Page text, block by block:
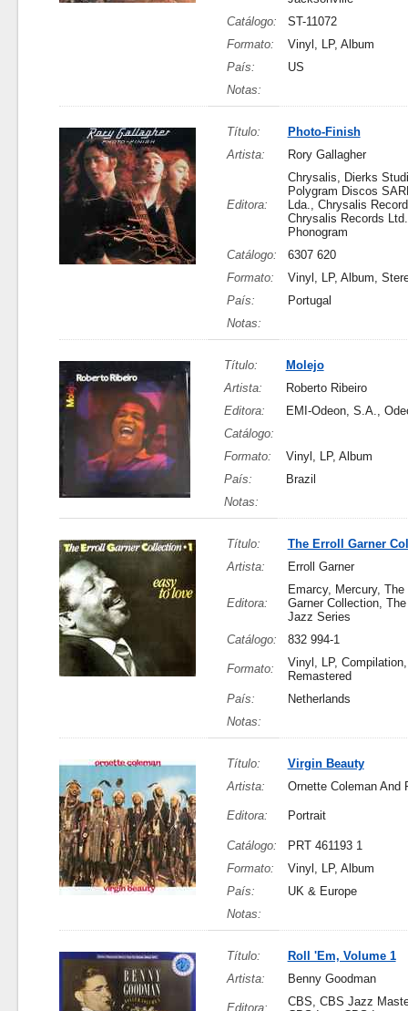
Catálogo:
ST-11072
Formato:
Vinyl, LP, Album
País:
US
Notas:
Título:
Photo-Finish
Artista:
Rory Gallagher
Editora:
Chrysalis, Dierks
Polygram Discos
Lda., Chrysalis
Chrysalis Records
Phonogram
Catálogo:
6307 620
Formato:
Vinyl, LP, Album,
País:
Portugal
Notas:
Título:
Molejo
Artista:
Roberto Ribeiro
Editora:
EMI-Odeon, S.A.,
Catálogo:
Formato:
Vinyl, LP, Album
País:
Brazil
Notas:
Título:
The Erroll Garner
Artista:
Erroll Garner
Editora:
Emarcy, Mercury, The
Garner Collection,
Jazz Series
Catálogo:
832 994-1
Formato:
Vinyl, LP, Compilation,
Remastered
País:
Netherlands
Notas:
Título:
Virgin Beauty
Artista:
Ornette Coleman And
Editora: Portrait
Catálogo:
PRT 461193 1
Formato:
Vinyl, LP, Album
País:
UK & Europe
Notas:
Título:
Roll 'Em, Volume 1
Artista:
Benny Goodman
Editora:
CBS, CBS Jazz